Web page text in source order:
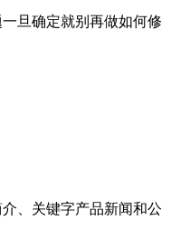
旦确定就别再做如何修
、关键字产品新闻和公